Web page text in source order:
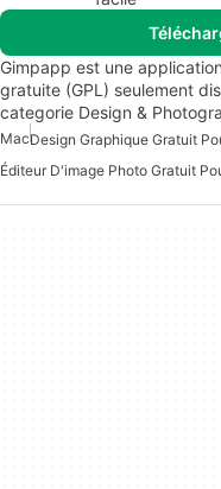
Gimpapp est une
gratuite (GPL) seulement
categorie Design &
MacDesign Graphique Gratuit